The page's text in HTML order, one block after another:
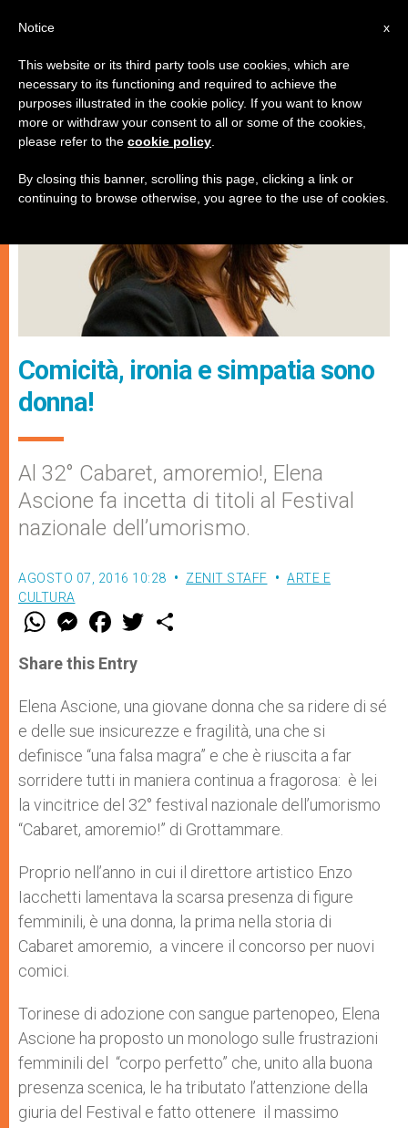
ARTE E CULTURA
Comicità, ironia e simpatia sono
donna!
Al 32° Cabaret, amoremio!, Elena
Ascione fa incetta di titoli al Festival
nazionale dell’umorismo.
AGOSTO 07, 2016 10:28 ZENIT STAFF
ARTE E
CULTURA
W
t
s
p
p
M
e
s
e
g
e
r
F
a
e
b
o
k
w
Share this Entry
Elena Ascione, una giovane donna che sa ridere di sé
e delle sue insicurezze e fragilità, una che si
definisce “una falsa magra” e che è riuscita a far
sorridere tutti in maniera continua a fragorosa: è lei
la vincitrice del 32° festival nazionale dell’umorismo
“Cabaret, amoremio!” di Grottammare.
Proprio nell’anno in cui il direttore artistico Enzo
Iacchetti lamentava la scarsa presenza di figure
femminili, è una donna, la prima nella storia di
Cabaret amoremio, a vincere il concorso per nuovi
comici.
Torinese di adozione con sangue partenopeo, Elena
Ascione ha proposto un monologo sulle frustrazioni
femminili del “corpo perfetto” che, unito alla buona
presenza scenica, le ha tributato l’attenzione della
giuria del Festival e fatto ottenere il massimo
x
Notice
This website or its third party tools use cookies, which are
necessary to its functioning and required to achieve the
purposes illustrated in the cookie policy. If you want to know
more or withdraw your consent to all or some of the cookies,
please refer to the cookie policy
By closing this banner, scrolling this page, clicking a link or
continuing to browse otherwise, you agree to the use of cookies.